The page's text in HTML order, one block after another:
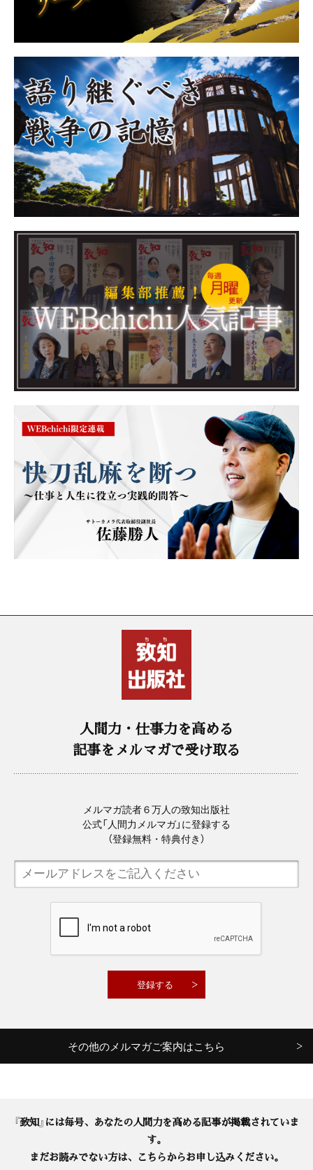
人間力・仕事力を高める
記事をメルマガで受け取る
メルマガ読者６万人の致知出版社
公式「人間力メルマガ」に登録する
（登録無料・特典付き）
その他のメルマガご案内はこちら
『致知』には毎号、あなたの人間力を高める記事が掲載されていま
す。
まだお読みでない方は、こちらからお申し込みください。